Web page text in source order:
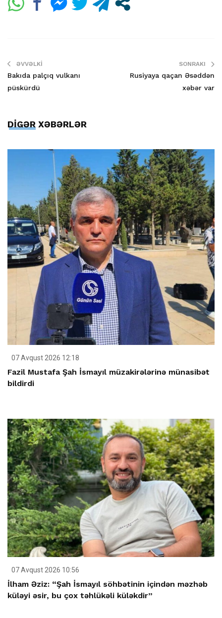
ƏVVƏLKI
Bakıda palçıq vulkanı
püskürdü
SONRAKI
Rusiyaya qaçan Əsəddən
xəbər var
DİGƏR XƏBƏRLƏR
07 Avqust 2026 12:18
Fazil Mustafa Şah İsmayıl müzakirələrinə münasibət
bildirdi
07 Avqust 2026 10:56
İlham Əziz: “Şah İsmayıl söhbətinin içindən məzhəb
küləyi əsir, bu çox təhlükəli küləkdir”